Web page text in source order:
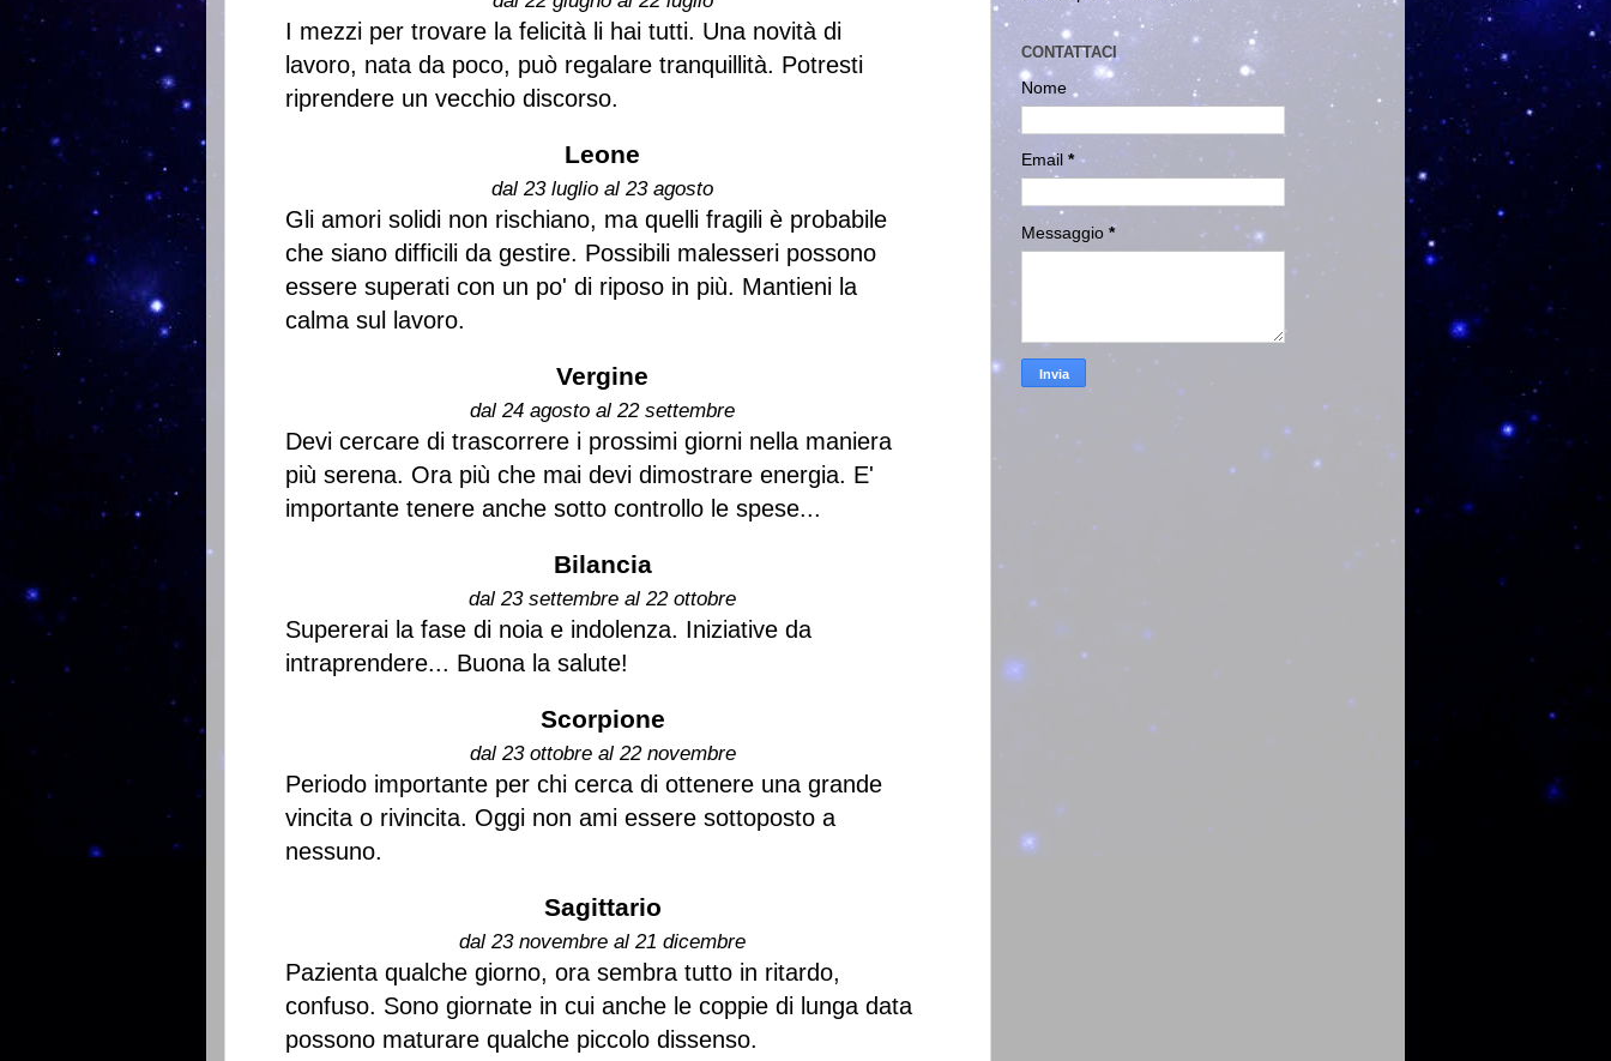
I mezzi per trovare la felicità li hai tutti. Una novità di
lavoro, nata da poco, può regalare tranquillità. Potresti
riprendere un vecchio discorso.
Leone
dal 23 luglio al 23 agosto
Gli amori solidi non rischiano, ma quelli fragili è probabile
che siano difficili da gestire. Possibili malesseri possono
essere superati con un po' di riposo in più. Mantieni la
calma sul lavoro.
Vergine
dal 24 agosto al 22 settembre
Devi cercare di trascorrere i prossimi giorni nella maniera
più serena. Ora più che mai devi dimostrare energia. E'
importante tenere anche sotto controllo le spese...
Bilancia
dal 23 settembre al 22 ottobre
Supererai la fase di noia e indolenza. Iniziative da
intraprendere... Buona la salute!
Scorpione
dal 23 ottobre al 22 novembre
Periodo importante per chi cerca di ottenere una grande
vincita o rivincita. Oggi non ami essere sottoposto a
nessuno.
Sagittario
dal 23 novembre al 21 dicembre
Pazienta qualche giorno, ora sembra tutto in ritardo,
confuso. Sono giornate in cui anche le coppie di lunga data
possono maturare qualche piccolo dissenso.
CONTATTACI
Nome
Email *
Messaggio *